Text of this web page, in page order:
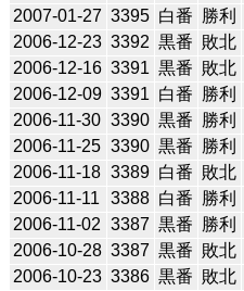
2007-01-27 3395 白番 勝利
2006-12-23 3392 黒番 敗北
2006-12-16 3391 黒番 敗北
2006-12-09 3391 白番 勝利
2006-11-30 3390 黒番 勝利
2006-11-25 3390 黒番 勝利
2006-11-18 3389 白番 敗北
2006-11-11
3388 白番 勝利
2006-11-02 3387 黒番 勝利
2006-10-28 3387 黒番 敗北
2006-10-23 3386 黒番 敗北